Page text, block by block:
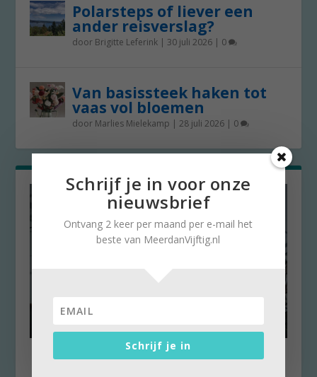
Polarsteps of liever een
ander reisverslag?
door Brigitte Leferink | 30 juli 2026 | 0
Van basissteek haken tot
vaas vol bloemen
door Marlies Mielekamp |28 juli 2026 | 0
Jean Tinguely: De kunst in
Schrijf je in voor onze
nieuwsbrief
Ontvang 2 keer per maand per e-mail het
beste van MeerdanVijftig.nl
Schrijf je in